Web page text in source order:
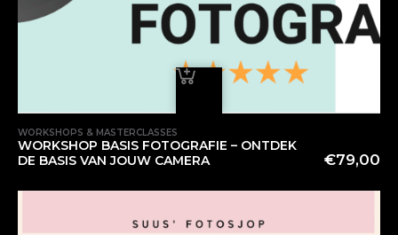
WORKSHOPS & MASTERCLASSES
WORKSHOP BASIS FOTOGRAFIE – ONTDEK
DE BASIS VAN JOUW CAMERA
€79,00